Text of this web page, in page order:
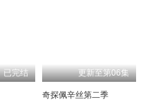
已完结 更新至第06集
奇探佩辛丝第二季